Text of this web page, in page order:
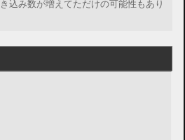
込み数が増えてただけの可能性もあり